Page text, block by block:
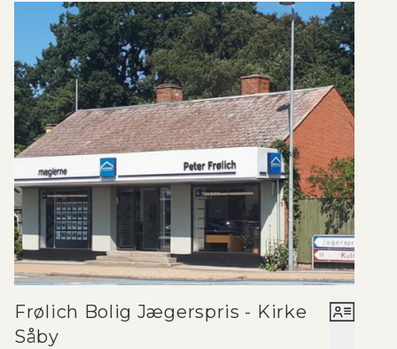
Frølich Bolig Jægerspris - Kirke
Såby